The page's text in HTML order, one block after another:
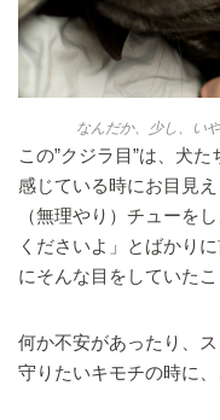
なんだか、少し、い
この”クジラ目”は、犬
感じている時にお目見
（無理やり）チューを
くださいよ」とばかり
にそんな目をしていたこ
何か不安があったり、
守りたいキモチの時に、